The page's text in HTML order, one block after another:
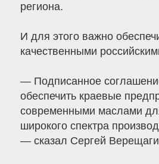
региона.
И для этого важно
качественными
— Подписанное
обеспечить краевые
современными маслами
широкого спектра
— сказал Сергей